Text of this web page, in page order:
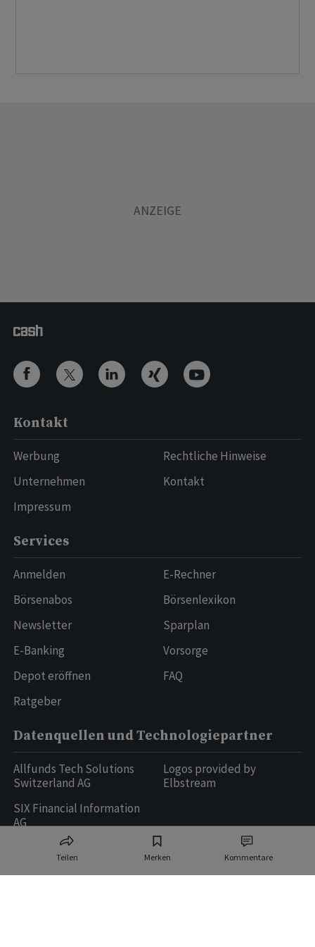
Teilen Merken Kommentare
Kontakt
Werbung
Unternehmen
Impressum
Rechtliche Hinweise
Kontakt
Services
Anmelden
Börsenabos
Newsletter
E-Banking
Depot eröffnen
Ratgeber
E-Rechner
Börsenlexikon
Sparplan
Vorsorge
FAQ
Datenquellen und Technologiepartner
Allfunds Tech Solutions
Switzerland AG
SIX Financial Information
AG
Logos provided by
Elbstream
Ringier AG | Ringier Medien Schweiz